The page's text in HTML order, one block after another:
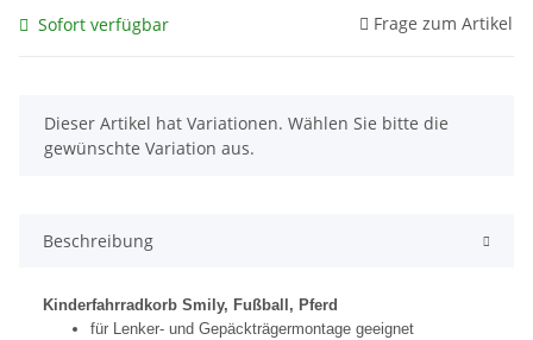
Sofort verfügbar Frage zum Artikel
x
Dieser Artikel hat Variationen. Wählen Sie bitte die
gewünschte Variation aus.
Beschreibung
Kinderfahrradkorb Smily, Fußball, Pferd
für Lenker- und Gepäckträgermontage geeignet